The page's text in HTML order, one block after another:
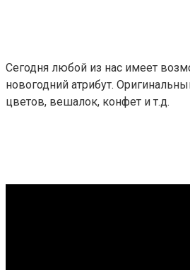
Сегодня любой из нас имеет
новогодний атрибут.
цветов, вешалок, конфет и т.д.